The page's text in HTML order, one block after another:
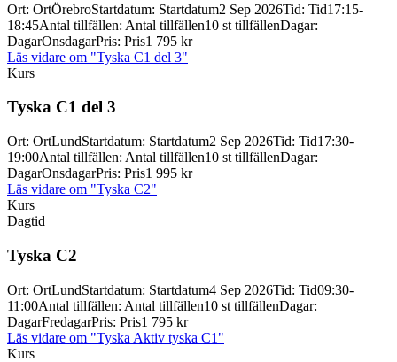
Ort: OrtÖrebroStartdatum: Startdatum2 Sep 2026Tid: Tid17:15-
18:45Antal tillfällen: Antal tillfällen10 st tillfällenDagar:
DagarOnsdagarPris: Pris1 795 kr
Läs vidare om "Tyska C1 del 3"
Kurs
Tyska C1 del 3
Ort: OrtLundStartdatum: Startdatum2 Sep 2026Tid: Tid17:30-
19:00Antal tillfällen: Antal tillfällen10 st tillfällenDagar:
DagarOnsdagarPris: Pris1 995 kr
Läs vidare om "Tyska C2"
Kurs
Dagtid
Tyska C2
Ort: OrtLundStartdatum: Startdatum4 Sep 2026Tid: Tid09:30-
11:00Antal tillfällen: Antal tillfällen10 st tillfällenDagar:
DagarFredagarPris: Pris1 795 kr
Läs vidare om "Tyska Aktiv tyska C1"
Kurs